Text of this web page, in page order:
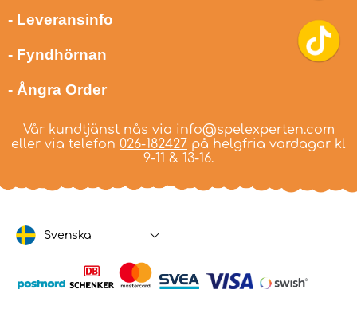
- Leveransinfo
- Fyndhörnan
- Ångra Order
Vår kundtjänst nås via info@spelexperten.com
eller via telefon 026-182427 på helgfria vardagar kl
9-11 & 13-16.
Svenska